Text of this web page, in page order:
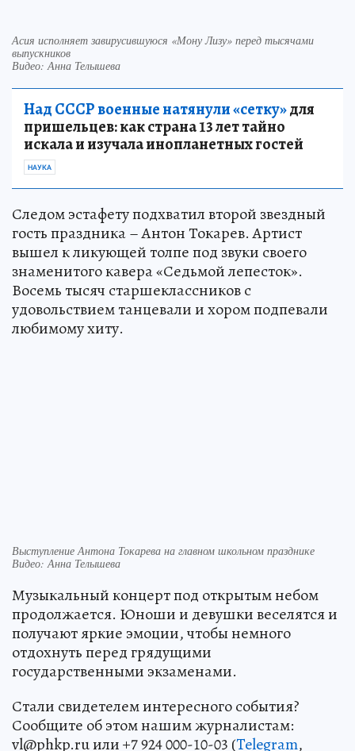
Асия исполняет завирусившуюся «Мону Лизу» перед тысячами
выпускников
Видео: Анна Телышева
Над СССР военные натянули «сетку»для
пришельцев: как страна 13 лет тайно
искала и изучала инопланетных гостей
НАУКА
Следом эстафету подхватил второй звездный
гость праздника – Антон Токарев. Артист
вышел к ликующей толпе под звуки своего
знаменитого кавера «Седьмой лепесток».
Восемь тысяч старшеклассников с
удовольствием танцевали и хором подпевали
любимому хиту.
Выступление Антона Токарева на главном школьном празднике
Видео: Анна Телышева
Музыкальный концерт под открытым небом
продолжается. Юноши и девушки веселятся и
получают яркие эмоции, чтобы немного
отдохнуть перед грядущими
государственными экзаменами.
Стали свидетелем интересного события?
Сообщите об этом нашим журналистам:
vl@phkp.ru или +7 924 000-10-03 (Telegram,